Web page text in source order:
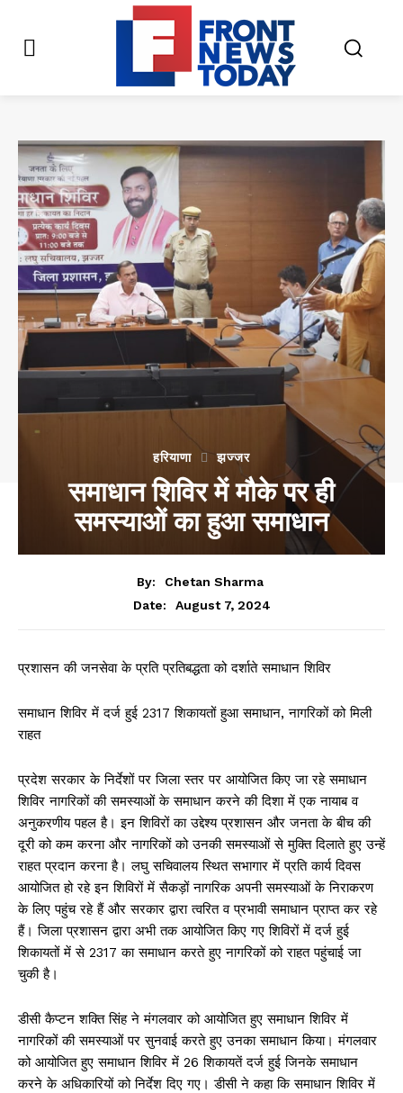
हरियाणा झज्जर
समाधान शिविर में मौके पर ही
समस्याओं का हुआ समाधान
By:
Chetan Sharma
Date:
August 7, 2024
प्रशासन की जनसेवा के प्रति प्रतिबद्धता को दर्शाते समाधान शिविर
समाधान शिविर में दर्ज हुई 2317 शिकायतों हुआ समाधान, नागरिकों को मिली
राहत
प्रदेश सरकार के निर्देशों पर जिला स्तर पर आयोजित किए जा रहे समाधान
शिविर नागरिकों की समस्याओं के समाधान करने की दिशा में एक नायाब व
अनुकरणीय पहल है। इन शिविरों का उद्देश्य प्रशासन और जनता के बीच की
दूरी को कम करना और नागरिकों को उनकी समस्याओं से मुक्ति दिलाते हुए उन्हें
राहत प्रदान करना है। लघु सचिवालय स्थित सभागार में प्रति कार्य दिवस
आयोजित हो रहे इन शिविरों में सैकड़ों नागरिक अपनी समस्याओं के निराकरण
के लिए पहुंच रहे हैं और सरकार द्वारा त्वरित व प्रभावी समाधान प्राप्त कर रहे
हैं। जिला प्रशासन द्वारा अभी तक आयोजित किए गए शिविरों में दर्ज हुई
शिकायतों में से 2317 का समाधान करते हुए नागरिकों को राहत पहुंचाई जा
चुकी है।
डीसी कैप्टन शक्ति सिंह ने मंगलवार को आयोजित हुए समाधान शिविर में
नागरिकों की समस्याओं पर सुनवाई करते हुए उनका समाधान किया। मंगलवार
को आयोजित हुए समाधान शिविर में 26 शिकायतें दर्ज हुई जिनके समाधान
करने के अधिकारियों को निर्देश दिए गए। डीसी ने कहा कि समाधान शिविर में